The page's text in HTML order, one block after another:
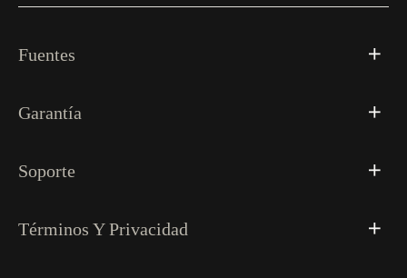
Fuentes
Garantía
Soporte
Términos Y Privacidad